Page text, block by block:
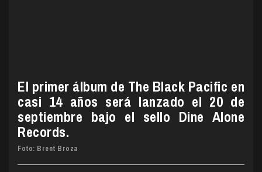
El primer álbum de The Black Pacific en
casi 14 años será lanzado el 20 de
septiembre bajo el sello Dine Alone
Records.
Foto: Brent Broza